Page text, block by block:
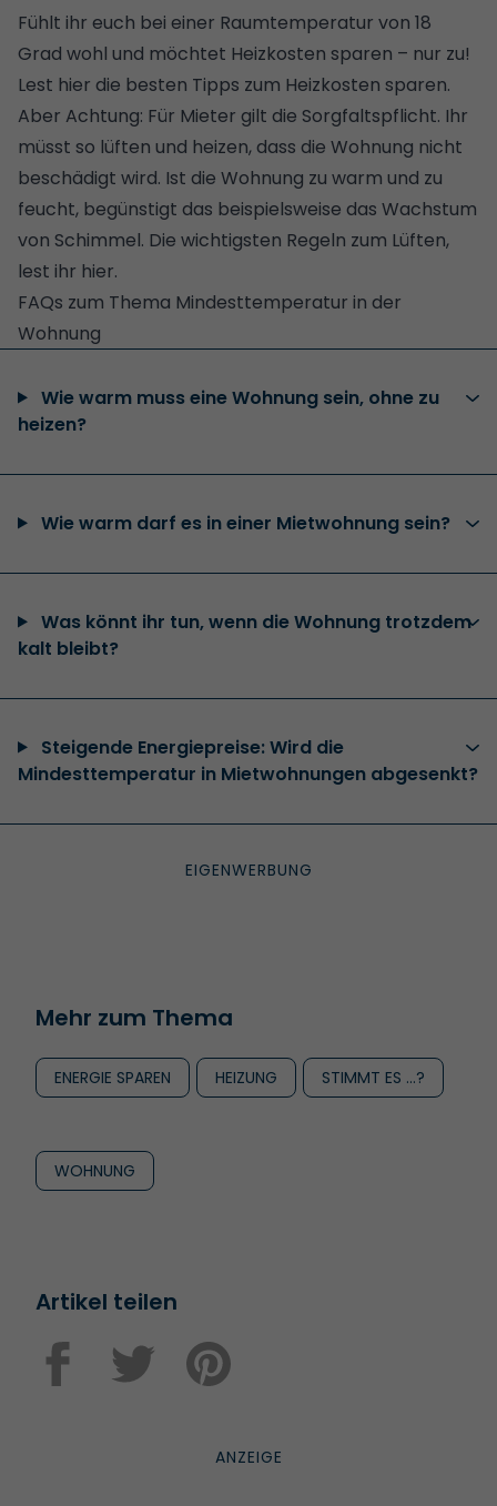
Fühlt ihr euch bei einer Raumtemperatur von 18
Grad wohl und möchtet Heizkosten sparen – nur zu!
Lest hier die besten Tipps zum Heizkosten sparen.
Aber Achtung: Für Mieter gilt die Sorgfaltspflicht. Ihr
müsst so lüften und heizen, dass die Wohnung nicht
beschädigt wird. Ist die Wohnung zu warm und zu
feucht, begünstigt das beispielsweise das Wachstum
von Schimmel. Die wichtigsten Regeln zum Lüften,
lest ihr hier.
FAQs zum Thema Mindesttemperatur in der
Wohnung
Wie warm muss eine Wohnung sein, ohne zu
heizen?
Wie warm darf es in einer Mietwohnung sein?
Was könnt ihr tun, wenn die Wohnung trotzdem
kalt bleibt?
Steigende Energiepreise: Wird die
Mindesttemperatur in Mietwohnungen abgesenkt?
Mehr zum Thema
ENERGIE SPAREN HEIZUNG STIMMT ES …?
WOHNUNG
Artikel teilen